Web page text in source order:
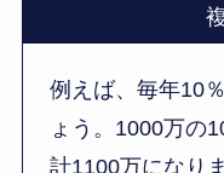
例えば、毎年10
ょう。1000万の
計1100万になり